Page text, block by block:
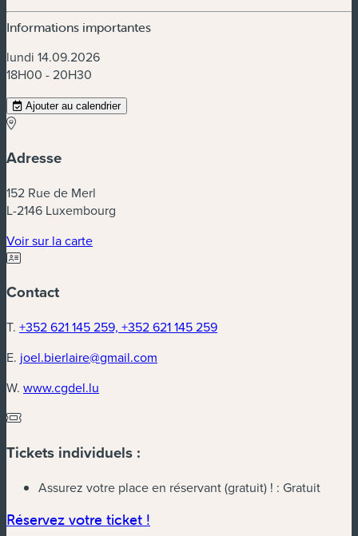
Informations importantes
lundi 14.09.2026
18H00 - 20H30
Ajouter au calendrier
Adresse
152 Rue de Merl
L-2146 Luxembourg
Voir sur la carte(nouvelle fenêtre)
Contact
T. +352 621 145 259, +352 621 145 259
E. joel.bierlaire@gmail.com
W. www.cgdel.lu
Tickets individuels :
Assurez votre place en réservant (gratuit) ! : Gratuit
Réservez votre ticket !